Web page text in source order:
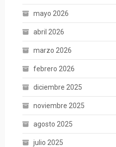
mayo 2026
abril 2026
marzo 2026
febrero 2026
diciembre 2025
noviembre 2025
agosto 2025
julio 2025